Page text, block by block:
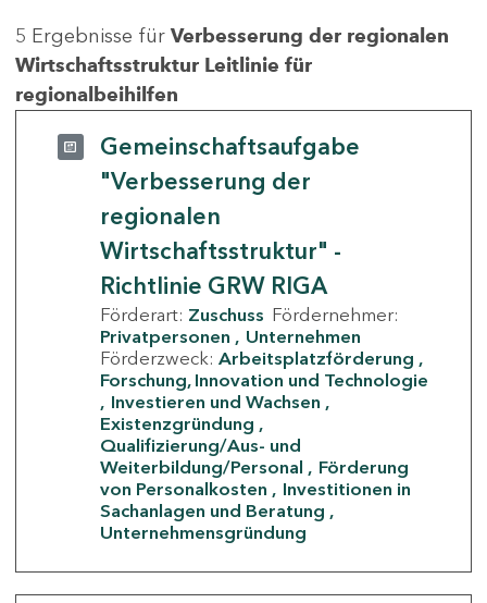
5 Ergebnisse für Verbesserung der regionalen
Wirtschaftsstruktur Leitlinie für
regionalbeihilfen
Gemeinschaftsaufgabe
"Verbesserung der
regionalen
Wirtschaftsstruktur" -
Richtlinie GRW RIGA
Förderart: Zuschuss Fördernehmer:
Privatpersonen
Unternehmen
Förderzweck: Arbeitsplatzförderung
Forschung, Innovation und Technologie
Investieren und Wachsen
Existenzgründung
Qualifizierung/Aus- und
Weiterbildung/Personal
Förderung
von Personalkosten
Investitionen in
Sachanlagen und Beratung
Unternehmensgründung